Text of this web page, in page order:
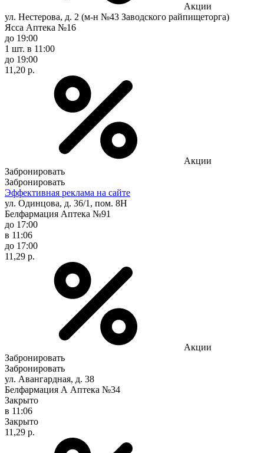
Акции
ул. Нестерова, д. 2 (м-н №43 Заводского райпищеторга)
Ясса Аптека №16
до 19:00
1 шт. в 11:00
до 19:00
11,20 р.
Акции
Забронировать
Забронировать
Эффективная реклама на сайте
ул. Одинцова, д. 36/1, пом. 8Н
Белфармация Аптека №91
до 17:00
в 11:06
до 17:00
11,29 р.
Акции
Забронировать
Забронировать
ул. Авангардная, д. 38
Белфармация А Аптека №34
Закрыто
в 11:06
Закрыто
11,29 р.